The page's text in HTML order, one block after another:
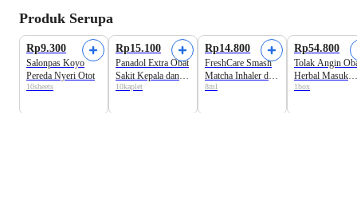
Produk Serupa
Rp9.300
Salonpas Koyo
Pereda Nyeri Otot
10sheets
Rp15.100
Panadol Extra Obat
Sakit Kepala dan
Nyeri Strip
10kaplet
Rp14.800
FreshCare Smash
Matcha Inhaler dan
Minyak Angin
8ml
Rp54.800
Tolak Angin
Herbal Masuk
Angin 12 sachets
1box